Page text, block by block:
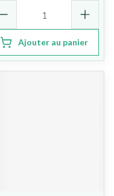
Ajouter au panier